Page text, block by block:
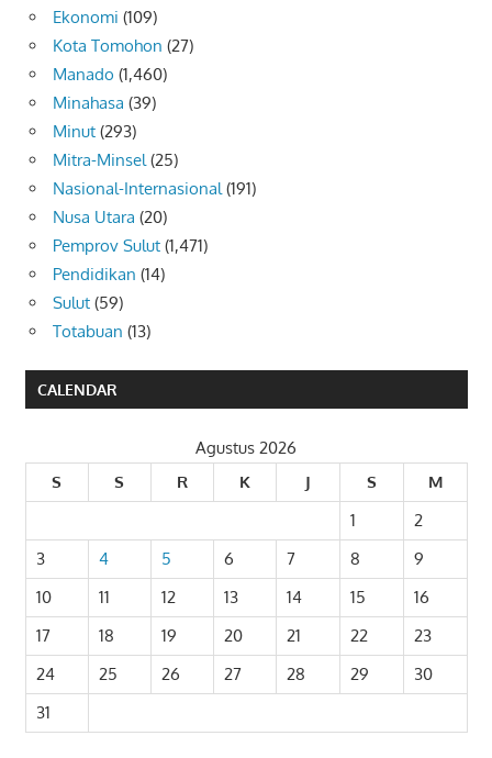
Ekonomi (109)
Kota Tomohon (27)
Manado (1,460)
Minahasa (39)
Minut (293)
Mitra-Minsel (25)
Nasional-Internasional (191)
Nusa Utara (20)
Pemprov Sulut (1,471)
Pendidikan (14)
Sulut (59)
Totabuan (13)
CALENDAR
Agustus 2026
S
S R K J S
M
1
2
3
4 5 6 7 8
9
10
11 12 13 14 15
16
17
18 19 20 21 22
23
24
25 26 27 28 29
30
31